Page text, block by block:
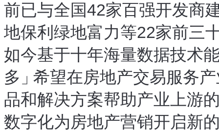
前已与全国42家百强开发商
地、
保利 、
绿地 、
富力等22家前三
如今，
基于十年海量数据、
技术
多 」 希望在房地产交易服务
品和解决方案，
帮助产业上游
数字化为房地产营销开启新